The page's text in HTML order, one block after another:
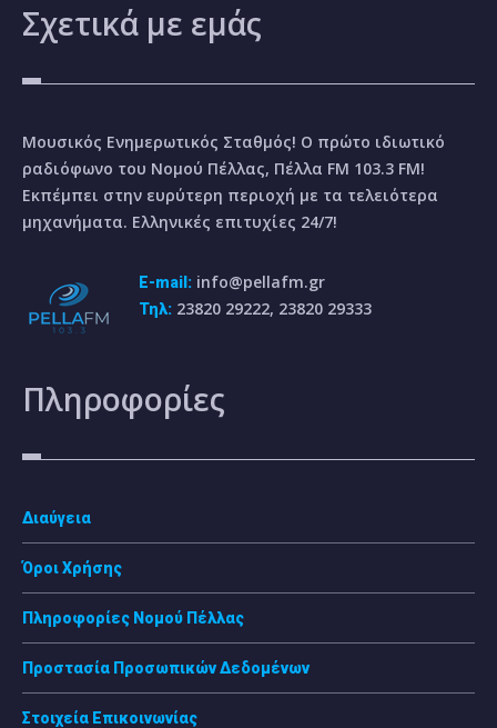
Σχετικά με εμάς
Μουσικός Ενημερωτικός Σταθμός! Ο πρώτο ιδιωτικό
ραδιόφωνο του Νομού Πέλλας, Πέλλα FM 103.3 FM!
Εκπέμπει στην ευρύτερη περιοχή με τα τελειότερα
μηχανήματα. Ελληνικές επιτυχίες 24/7!
E-mail: info@pellafm.gr
Τηλ: 23820 29222, 23820 29333
Πληροφορίες
Διαύγεια
Όροι Χρήσης
Πληροφορίες Νομού Πέλλας
Προστασία Προσωπικών Δεδομένων
Στοιχεία Επικοινωνίας